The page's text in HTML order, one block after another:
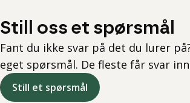
Still oss et spørsmål
Fant du ikke svar på det du lurer
eget spørsmål. De fleste får svar
Still et spørsmål